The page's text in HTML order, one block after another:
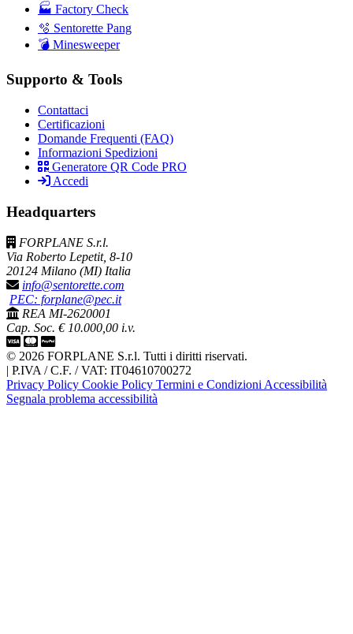
🏭 Factory Check
🫧 Sentorette Pang
💣 Minesweeper
Supporto & Tools
Contattaci
Certificazioni
Domande Frequenti (FAQ)
Informazioni Spedizioni
Generatore QR Code PRO
Accedi
Headquarters
FORPLANE S.r.l.
Via Roberto Lepetit, 8-10
20124 Milano (MI) Italia
info@sentorette.com
PEC: forplane@pec.it
REA MI-2620001
Cap. Soc. € 10.000,00 i.v.
© 2026 FORPLANE S.r.l. Tutti i diritti riservati.
| P.IVA / C.F. / VAT: IT04610700272
Privacy Policy Cookie Policy Termini e Condizioni Accessibilità
Segnala problema accessibilità